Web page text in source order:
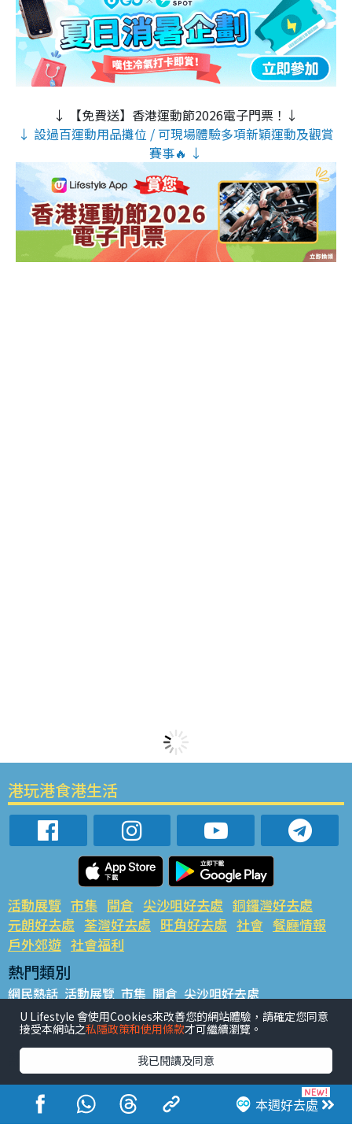
↓ 【免費送】香港運動節2026電子門票！↓
↓ 設過百運動用品攤位 / 可現場體驗多項新穎運動及觀賞
賽事🔥 ↓
本週好去處
港玩港食港生活
活動展覽 市集 開倉 尖沙咀好去處 銅鑼灣好去處
元朗好去處 荃灣好去處 旺角好去處 社會 餐廳情報
戶外郊遊 社會福利
熱門類別
網民熱話 活動展覽 市集 開倉 尖沙咀好去處
銅鑼灣好去處 元朗好去處 荃灣好去處 旺角好去處 社會
餐廳情報 戶外郊遊
熱門標籤
#UGO搵好去處 #人氣活動推介 #美食社群熱話
#親子玩樂好去處
#ULifestyle應用程式
#限時搶
#UJetso禮物放送
#ULifestyle商戶中心 #著數 #網絡熱話
U Lifestyle 會使用Cookies來改善您的網站體驗，請確定您同意
接受本網站之私隱政策和使用條款才可繼續瀏覽。
我已閱讀及同意